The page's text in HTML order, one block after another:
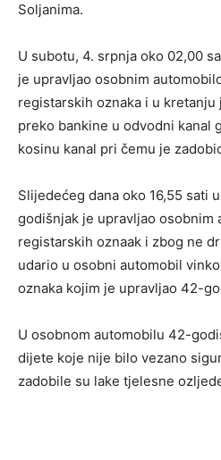
Soljanima.
U subotu, 4. srpnja oko 02,00
je upravljao osobnim
registarskih oznaka i u
preko bankine u odvodni kanal
kosinu kanal pri čemu je
Slijedećeg dana oko 16,55 sati
godišnjak je upravljao osobnim
registarskih oznaak i zbog ne
udario u osobni automobil
oznaka kojim je upravljao 42-
U osobnom automobilu 42-
dijete koje nije bilo vezano
zadobile su lake tjelesne